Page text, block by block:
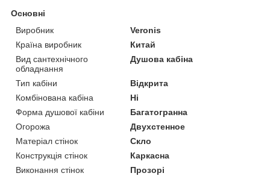
Основні
Виробник
Veronis
Країна виробник
Китай
Вид сантехнічного
обладнання
Душова кабіна
Тип кабіни
Відкрита
Комбінована кабіна
Ні
Форма душової кабіни
Багатогранна
Огорожа
Двухстенное
Матеріал стінок
Скло
Конструкція стінок
Каркасна
Виконання стінок
Прозорі